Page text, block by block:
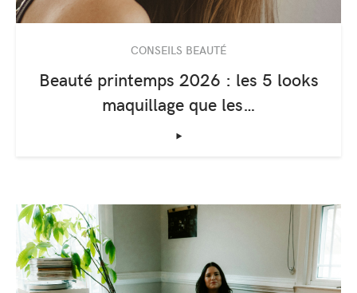
CONSEILS BEAUTÉ
Beauté printemps 2026 : les 5 looks
maquillage que les…
‣